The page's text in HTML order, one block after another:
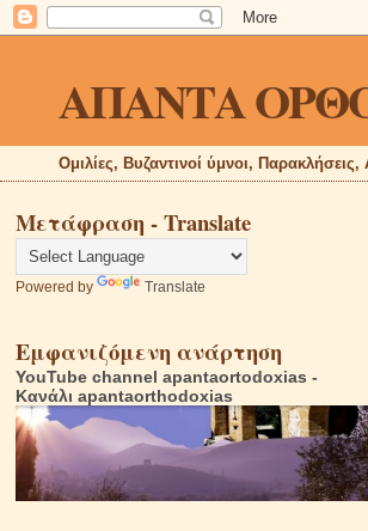
ΑΠΑΝΤΑ
Ομιλίες, Βυζαντινοί ύμνοι,
Μετάφραση - Translate
Powered by Translate
Εμφανιζόμενη ανάρτηση
YouTube channel apantaortodoxias -
Κανάλι apantaorthodoxias